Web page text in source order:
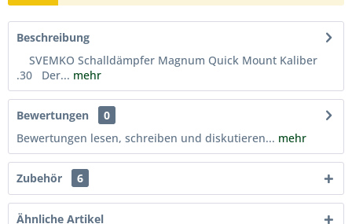
Beschreibung
SVEMKO Schalldämpfer Magnum Quick Mount Kaliber
.30 Der... mehr
Bewertungen
0
Bewertungen lesen, schreiben und diskutieren... mehr
Zubehör 6
Ähnliche Artikel